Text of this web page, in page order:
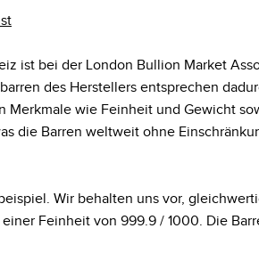
ist bei der London Bullion Market
des Herstellers entsprechen
Merkmale wie Feinheit und Gewicht
die Barren weltweit ohne
Wir behalten uns vor,
Feinheit von 999.9 / 1000. Die